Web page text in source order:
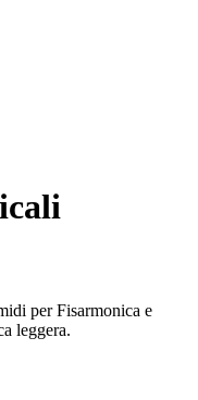
per Fisarmonica e
leggera.